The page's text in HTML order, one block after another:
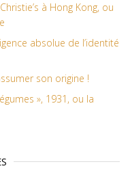
à Hong Kong, ou
absolue de l’identité
son origine !
», 1931, ou la